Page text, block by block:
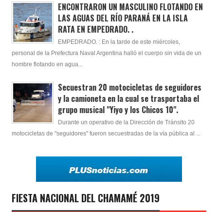
ENCONTRARON UN MASCULINO FLOTANDO EN
LAS AGUAS DEL RÍO PARANÁ EN LA ISLA
RATA EN EMPEDRADO. .
EMPEDRADO. : En la tarde de este miércoles,
personal de la Prefectura Naval Argentina halló el cuerpo sin vida de un
hombre flotando en agua...
Secuestran 20 motocicletas de seguidores
y la camioneta en la cual se trasportaba el
grupo musical "Yiyo y los Chicos 10".
Durante un operativo de la Dirección de Tránsito 20
motocicletas de "seguidores" fueron secuestradas de la vía pública al ...
FIESTA NACIONAL DEL CHAMAMÉ 2019